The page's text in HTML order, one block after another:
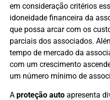
em consideração critérios
idoneidade financeira da
que possa arcar com os
parciais dos associados.
tempo de mercado da
com um crescimento
um número mínimo de
A proteção auto apresenta